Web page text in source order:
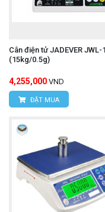
Cân điện tử JADEVER JWL-
(15kg/0.5g)
4,255,000 VND
ĐẶT MUA